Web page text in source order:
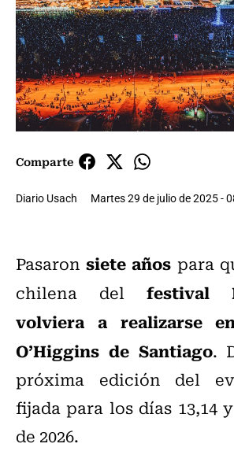
Comparte
Diario Usach Martes 29 de julio de 2025 -
Pasaronsiete años para
chilena del festival
volviera a realizarse
O’Higgins de Santiago.
próxima edición del
fijada para los días 13,14
de 2026.